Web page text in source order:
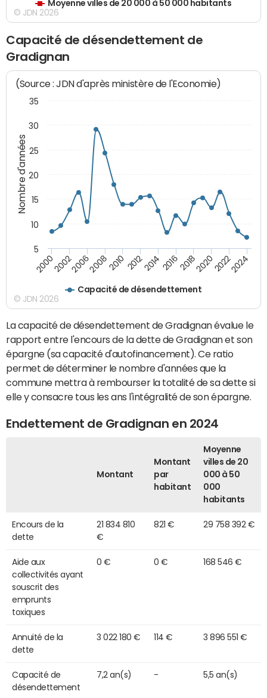
Moyenne villes de 20 000 à 50 000 habitants
© JDN 2026
Capacité de désendettement de
Gradignan
Nombre d'années
(Source : JDN d'après ministère de l'Economie)
Capacité de désendettement
20002002200620082010 2012201420162018202020222024
5
10
15
20
25
30
35
© JDN 2026
La capacité de désendettement de Gradignan évalue le
rapport entre l'encours de la dette de Gradignan et son
épargne (sa capacité d'autofinancement). Ce ratio
permet de déterminer le nombre d'années que la
commune mettra à rembourser la totalité de sa dette si
elle y consacre tous les ans l'intégralité de son épargne.
Endettement de Gradignan en 2024
Montant
Montant
par
habitant
Moyenne
villes de 20
000 à 50
000
habitants
Encours de la
dette
21 834 810
€
821 € 29 758 392 €
Aide aux
collectivités ayant
souscrit des
emprunts
toxiques
0 € 0 € 168 546 €
Annuité de la
dette
3 022 180 € 114 € 3 896 551 €
Capacité de
désendettement
7,2 an(s) - 5,5 an(s)